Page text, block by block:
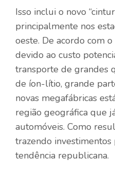
Isso inclui o novo
principalmente nos
oeste. De acordo com
devido ao custo
transporte de grandes
de íon-lítio, grande
novas megafábricas
região geográfica que
automóveis. Como
trazendo
tendência republicana.